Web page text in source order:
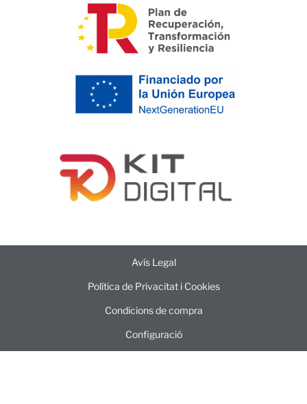
Avís Legal
Política de Privacitat i Cookies
Condicions de compra
Configuració